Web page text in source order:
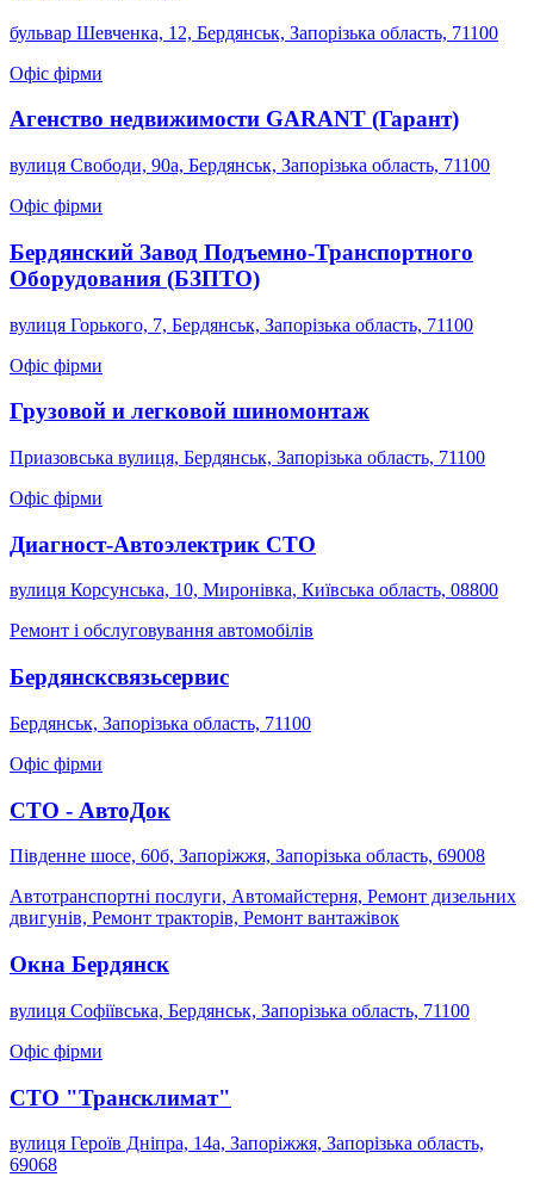
бульвар Шевченка, 12, Бердянськ, Запорізька область, 71100
Офіс фірми
Агенство недвижимости GARANT (Гарант)
вулиця Свободи, 90а, Бердянськ, Запорізька область, 71100
Офіс фірми
Бердянский Завод Подъемно-Транспортного
Оборудования (БЗПТО)
вулиця Горького, 7, Бердянськ, Запорізька область, 71100
Офіс фірми
Грузовой и легковой шиномонтаж
Приазовська вулиця, Бердянськ, Запорізька область, 71100
Офіс фірми
Диагност-Автоэлектрик СТО
вулиця Корсунська, 10, Миронівка, Київська область, 08800
Ремонт і обслуговування автомобілів
Бердянсксвязьсервис
Бердянськ, Запорізька область, 71100
Офіс фірми
СТО - АвтоДок
Південне шосе, 60б, Запоріжжя, Запорізька область, 69008
Автотранспортні послуги, Автомайстерня, Ремонт дизельних
двигунів, Ремонт тракторів, Ремонт вантажівок
Окна Бердянск
вулиця Софіївська, Бердянськ, Запорізька область, 71100
Офіс фірми
СТО "Трансклимат"
вулиця Героїв Дніпра, 14а, Запоріжжя, Запорізька область,
69068